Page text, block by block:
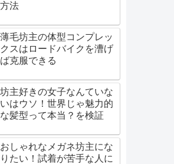
方法
薄毛坊主の体型コンプレッ
クスはロードバイクを漕げ
ば克服できる
坊主好きの女子なんていな
いはウソ！世界じゃ魅力的
な髪型って本当？を検証
おしゃれなメガネ坊主にな
りたい！試着が苦手な人に